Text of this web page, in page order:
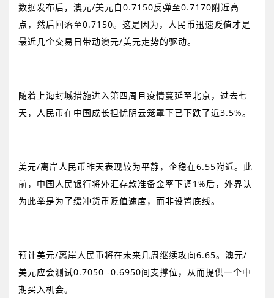
数据发布后，澳元/美元自0.7150反弹至0.7170附近高
点，然后回落至0.7150。这是因为，人民币迅速贬值才是
最近几个交易日带动澳元/美元走势的驱动。
随着上海封城措施进入第四周且疫情蔓延至北京，过去七
天，人民币在中国成长担忧阴云笼罩下已下跌了近3.5%。
美元/离岸人民币昨天表现较为平静，企稳在6.55附近。此
前，中国人民银行将外汇存款准备金率下调1%后，外界认
为此举是为了缓冲货币贬值速度，而非设置底线。
预计美元/离岸人民币将在未来几周继续攻向6.65。澳元/
美元应会测试0.7050 -0.6950间支撑位，从而提供一个中
期买入机会。